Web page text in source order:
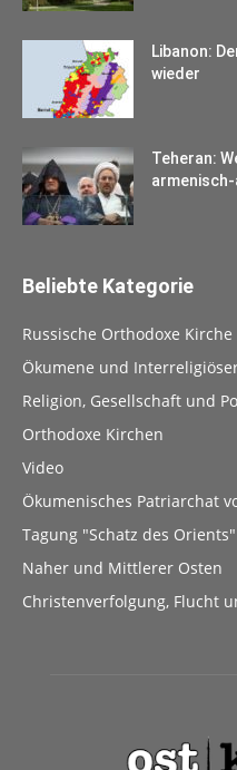
Libanon:
wieder
Teheran:
Beliebte Kategorie
Russische Orthodoxe Kirche
Ökumene und
Religion, Gesellschaft und
Orthodoxe Kirchen
Video
Ökumenisches Patriarchat
Tagung "Schatz des Orients"
Naher und Mittlerer Osten
Christenverfolgung, Flucht